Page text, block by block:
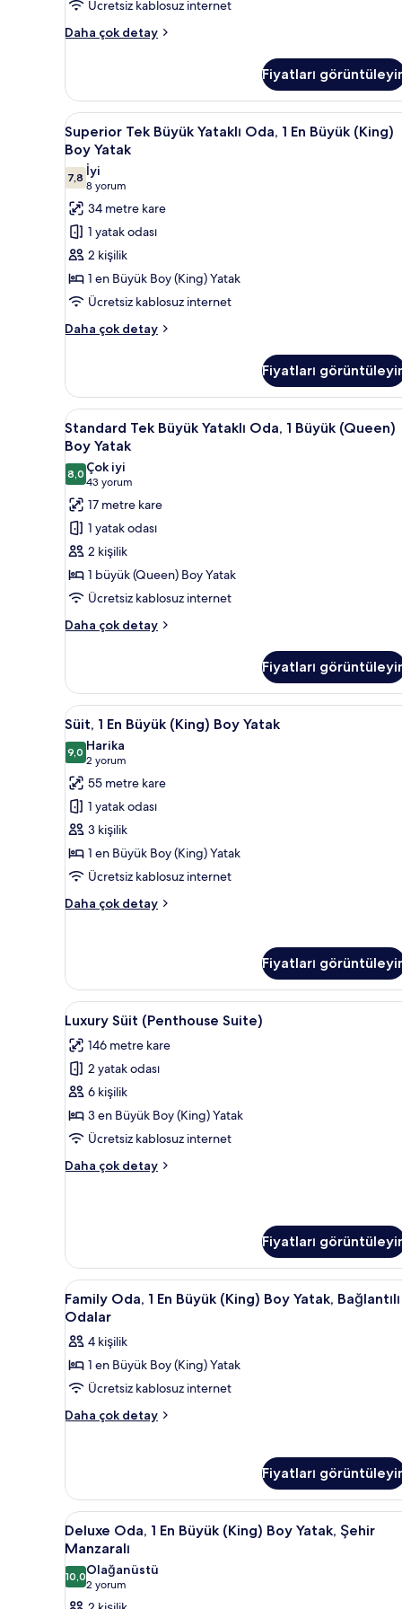
Ücretsiz kablosuz internet
Daha çok detay
Oda
detay
Fiyatları
Superior
Tek
Büyük
Yataklı
Oda,
En
Büyük
(King)
Boy
Yatak
fotoğrafları
görün
Superior Tek Büyük Yataklı
7
Superior Tek Büyük Yataklı Oda, 1 En Büyük (King)
Boy Yatak
7,87,8 / 10
İyi
8 yorum
(8
yorum)
34 metre kare
1 yatak odası
2 kişilik
1 en Büyük Boy (King) Yatak
Ücretsiz kablosuz internet
Daha çok detay
Superior
Oda,
En
Büyük
(King)
Boy
Yatak
hakkında
daha
fazla
detay
Fiyatları
Standard
Tek
Büyük
Yataklı
Oda,
Büyük
(Queen)
Boy
Yatak
için
görün
Standard Tek Büyük Yataklı
5
Standard Tek Büyük Yataklı Oda, 1 Büyük (Queen)
Boy Yatak
8,08,0 / 10
Çok iyi
43 yorum
(43
yorum)
17 metre kare
1 yatak odası
2 kişilik
1 büyük (Queen) Boy Yatak
Ücretsiz kablosuz internet
Daha çok detay
Standard
Oda,
Büyük
(Queen)
Boy
Yatak
hakkında
daha
fazla
detay
Fiyatları
Süit,
1
En
Büyük
(King)
Boy
Yatak
için
tüm
fotoğrafları
Süit, 1 En Büyük (King) Boy
6
Süit, 1 En Büyük (King) Boy Yatak
9,09,0 / 10
Harika
2 yorum
(2
yorum)
55 metre kare
1 yatak odası
3 kişilik
1 en Büyük Boy (King) Yatak
Ücretsiz kablosuz internet
Daha çok detay
Süit,
Boy
Yatak
hakkında
fazla
detay
Fiyatları
Luxury
Süit
(Penthouse
Suite)
için
tüm
fotoğrafları
Luxury Süit (Penthouse Suite)
6
Luxury Süit (Penthouse Suite)
146 metre kare
2 yatak odası
6 kişilik
3 en Büyük Boy (King) Yatak
Ücretsiz kablosuz internet
Daha çok detay
Luxury
fazla
detay
Fiyatları
Family
Oda,
En
Büyük
(King)
Boy
için
tüm
fotoğrafları
görün
Anti alerjik yatak takımı, odada
6
Family Oda, 1 En Büyük (King) Boy Yatak, Bağlantılı
Odalar
4 kişilik
1 en Büyük Boy (King) Yatak
Ücretsiz kablosuz internet
Daha çok detay
Family
(King)
Boy
Yatak,
Bağlantılı
hakkında
daha
Fiyatları
Deluxe
Oda,
1
En
Büyük
Deluxe Oda, 1 En Büyük
5
Deluxe Oda, 1 En Büyük (King) Boy Yatak, Şehir
Manzaralı
10,010,0 / 10
Olağanüstü
2 yorum
(2
yorum)